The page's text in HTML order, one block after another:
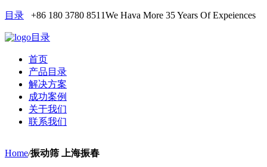
目录 +86 180 3780 8511We Hava More 35 Years Of Expeiences
目录
首页
产品目录
解决方案
成功案例
关于我们
联系我们
Home/振动筛 上海振春